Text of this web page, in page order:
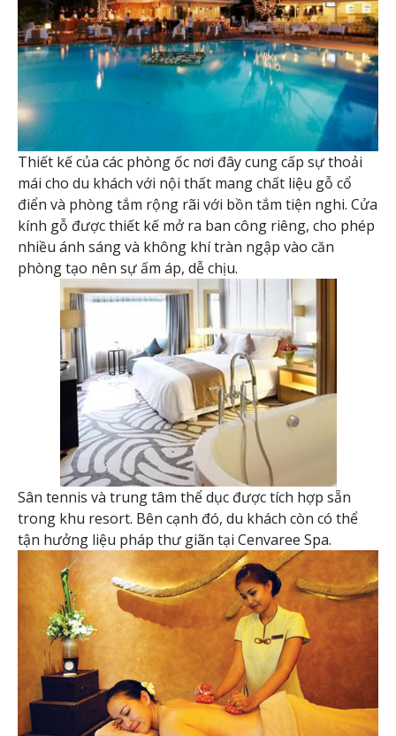
Thiết kế của các phòng ốc nơi đây cung cấp sự thoải
mái cho du khách với nội thất mang chất liệu gỗ cổ
điển và phòng tắm rộng rãi với bồn tắm tiện nghi. Cửa
kính gỗ được thiết kế mở ra ban công riêng, cho phép
nhiều ánh sáng và không khí tràn ngập vào căn
phòng tạo nên sự ấm áp, dễ chịu.
Sân tennis và trung tâm thể dục được tích hợp sẵn
trong khu resort. Bên cạnh đó, du khách còn có thể
tận hưởng liệu pháp thư giãn tại Cenvaree Spa.